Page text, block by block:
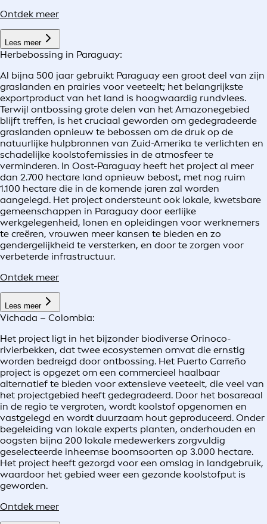
Ontdek meer
Lees meer
Herbebossing in Paraguay:
Al bijna 500 jaar gebruikt Paraguay een groot deel van zijn
graslanden en prairies voor veeteelt; het belangrijkste
exportproduct van het land is hoogwaardig rundvlees.
Terwijl ontbossing grote delen van het Amazonegebied
blijft treffen, is het cruciaal geworden om gedegradeerde
graslanden opnieuw te bebossen om de druk op de
natuurlijke hulpbronnen van Zuid-Amerika te verlichten en
schadelijke koolstofemissies in de atmosfeer te
verminderen. In Oost-Paraguay heeft het project al meer
dan 2.700 hectare land opnieuw bebost, met nog ruim
1.100 hectare die in de komende jaren zal worden
aangelegd. Het project ondersteunt ook lokale, kwetsbare
gemeenschappen in Paraguay door eerlijke
werkgelegenheid, lonen en opleidingen voor werknemers
te creëren, vrouwen meer kansen te bieden en zo
gendergelijkheid te versterken, en door te zorgen voor
verbeterde infrastructuur.
Ontdek meer
Lees meer
Vichada – Colombia:
Het project ligt in het bijzonder biodiverse Orinoco-
rivierbekken, dat twee ecosystemen omvat die ernstig
worden bedreigd door ontbossing. Het Puerto Carreño
project is opgezet om een commercieel haalbaar
alternatief te bieden voor extensieve veeteelt, die veel van
het projectgebied heeft gedegradeerd. Door het bosareaal
in de regio te vergroten, wordt koolstof opgenomen en
vastgelegd en wordt duurzaam hout geproduceerd. Onder
begeleiding van lokale experts planten, onderhouden en
oogsten bijna 200 lokale medewerkers zorgvuldig
geselecteerde inheemse boomsoorten op 3.000 hectare.
Het project heeft gezorgd voor een omslag in landgebruik,
waardoor het gebied weer een gezonde koolstofput is
geworden.
Ontdek meer